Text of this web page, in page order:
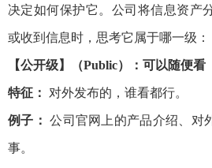
决定如何保护它。公司将信息资产
或收到信息时，思考它属于哪一级：
【公开级】（Public）：可以随便看
特征： 对外发布的，谁看都行。
例子： 公司官网上的产品介绍、对
事。